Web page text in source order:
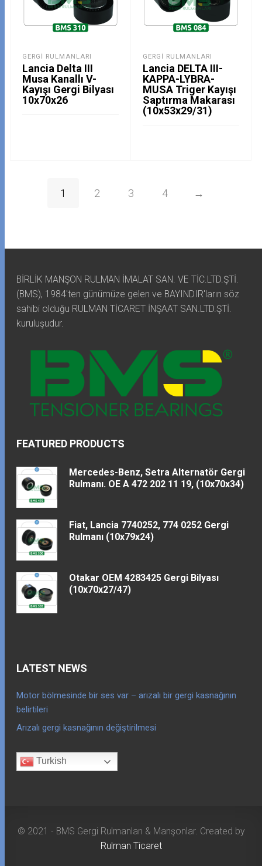
GERGI RULMANLARI
Lancia Delta III
Musa Kanallı V-
Kayışı Gergi Bilyası
10x70x26
GERGI RULMANLARI
Lancia DELTA III-
KAPPA-LYBRA-
MUSA Triger Kayışı
Saptırma Makarası
(10x53x29/31)
1 2 3 4 →
BİRLİK MANŞON RULMAN İMALAT SAN. VE TİC.LTD.ŞTİ.
(BMS), 1984'ten günümüze gelen ve BAYINDIR'ların söz
sahibi olduğu RULMAN TİCARET İNŞAAT SAN.LTD.ŞTİ.
kuruluşudur.
FEATURED PRODUCTS
Mercedes-Benz, Setra Alternatör Gergi
Rulmanı. OE A 472 202 11 19, (10x70x34)
Fiat, Lancia 7740252, 774 0252 Gergi
Rulmanı (10x79x24)
Otakar OEM 4283425 Gergi Bilyası
(10x70x27/47)
LATEST NEWS
Motor bölmesinde bir ses var – arızalı bir gergi kasnağının
belirtileri
Arızalı gergi kasnağının değiştirilmesi
Turkish
© 2021 - BMS Gergi Rulmanları & Manşonlar. Created by
Rulman Ticaret